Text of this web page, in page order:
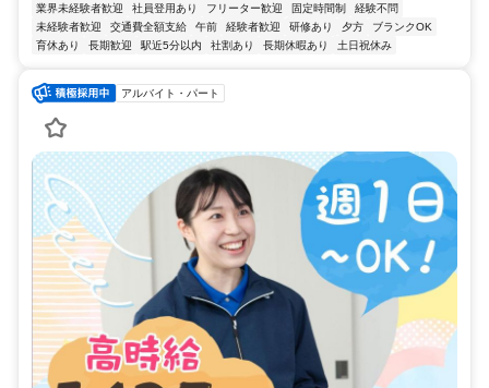
業界未経験者歓迎 社員登用あり フリーター歓迎 固定時間制
経験不問
未経験者歓迎
交通費全額支給 午前 経験者歓迎 研修あり 夕方
ブランクOK
育休あり
長期歓迎 駅近5分以内 社割あり 長期休暇あり 土日祝休み
アルバイト・パート